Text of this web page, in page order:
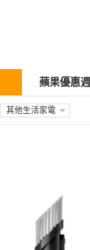
蘋果優惠週
其他生活家電